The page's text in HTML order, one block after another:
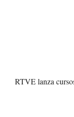
RTVE lanza